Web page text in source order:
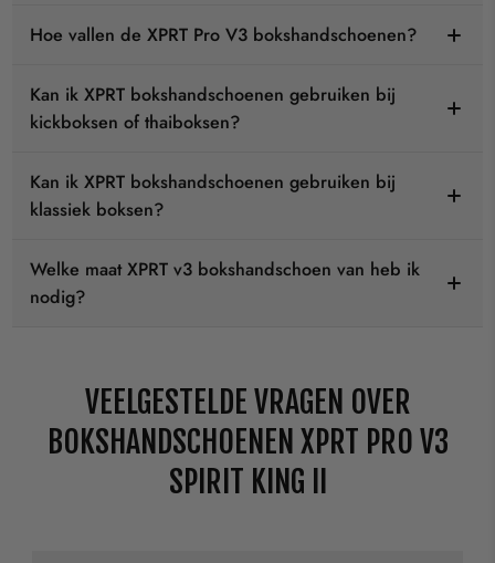
Hoe vallen de XPRT Pro V3 bokshandschoenen?
Kan ik XPRT bokshandschoenen gebruiken bij
kickboksen of thaiboksen?
Kan ik XPRT bokshandschoenen gebruiken bij
klassiek boksen?
Welke maat XPRT v3 bokshandschoen van heb ik
nodig?
VEELGESTELDE VRAGEN OVER
BOKSHANDSCHOENEN XPRT PRO V3
SPIRIT KING II